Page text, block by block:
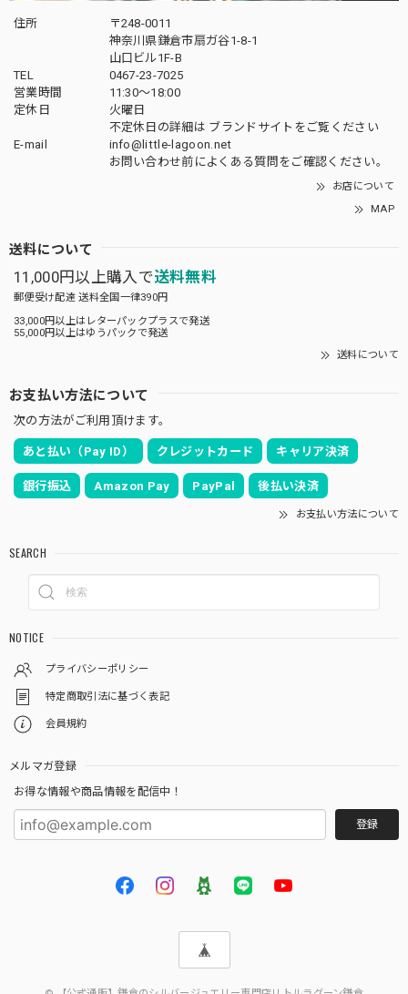
住所
〒248-0011
神奈川県鎌倉市扇ガ谷1-8-1
山口ビル1F-B
TEL
0467-23-7025
営業時間
11:30～18:00
定休日
火曜日
不定休日の詳細は ブランドサイト をご覧ください
E-mail
info@little-lagoon.net
お問い合わせ前によくある質問をご確認ください。
お店について
MAP
送料について
11,000円以上購入で送料無料
郵便受け配達 送料全国一律390円
33,000円以上はレターパックプラスで発送
55,000円以上はゆうパックで発送
送料について
お支払い方法について
次の方法がご利用頂けます。
あと払い（Pay ID） クレジットカード キャリア決済
銀行振込 Amazon Pay PayPal 後払い決済
お支払い方法について
SEARCH
NOTICE
プライバシーポリシー
特定商取引法に基づく表記
会員規約
メルマガ登録
お得な情報や商品情報を配信中！
登録